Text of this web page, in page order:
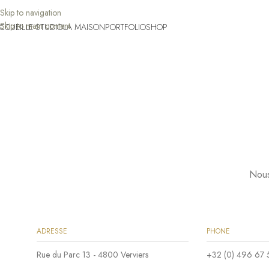
Skip to navigation
Skip to main content
LE STUDIOLA MAISONPORTFOLIOSHOP
ADRESSE
Rue du Parc 13 - 4800 Verviers
PHONE
+32 (0) 496 67